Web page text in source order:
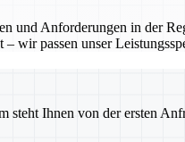
und Anforderungen in der
wir passen unser
steht Ihnen von der ersten